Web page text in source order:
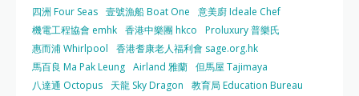
四洲 Four Seas 壹號漁船 Boat One
意美廚 Ideale Chef
機電工程協會 emhk 香港中樂團 hkco
Proluxury 普樂氏
惠而浦 Whirlpool
香港耆康老人福利會 sage.org.hk
馬百良 Ma Pak Leung Airland 雅蘭 但馬屋 Tajimaya
八達通 Octopus
天龍 Sky Dragon
教育局 Education Bureau